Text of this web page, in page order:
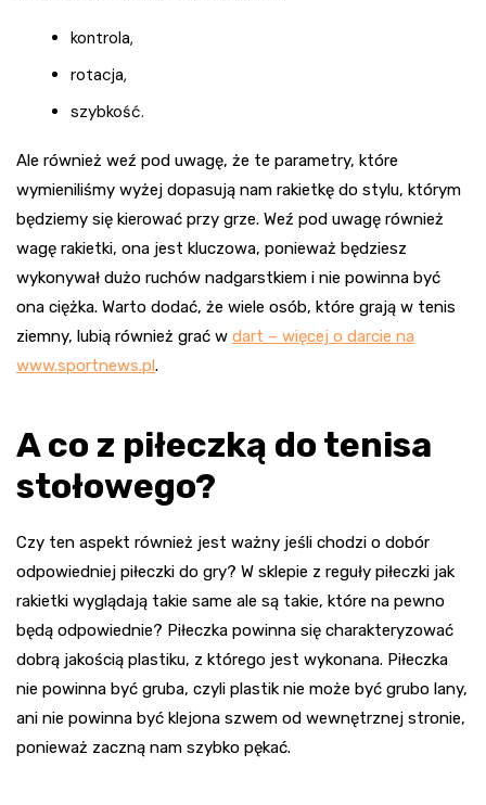
kontrola,
rotacja,
szybkość.
Ale również weź pod uwagę, że te parametry, które
wymieniliśmy wyżej dopasują nam rakietkę do stylu, którym
będziemy się kierować przy grze. Weź pod uwagę również
wagę rakietki, ona jest kluczowa, ponieważ będziesz
wykonywał dużo ruchów nadgarstkiem i nie powinna być
ona ciężka. Warto dodać, że wiele osób, które grają w tenis
ziemny, lubią również grać w dart – więcej o darcie na
www.sportnews.pl .
A co z piłeczką do tenisa
stołowego?
Czy ten aspekt również jest ważny jeśli chodzi o dobór
odpowiedniej piłeczki do gry? W sklepie z reguły piłeczki jak
rakietki wyglądają takie same ale są takie, które na pewno
będą odpowiednie? Piłeczka powinna się charakteryzować
dobrą jakością plastiku, z którego jest wykonana. Piłeczka
nie powinna być gruba, czyli plastik nie może być grubo lany,
ani nie powinna być klejona szwem od wewnętrznej stronie,
ponieważ zaczną nam szybko pękać.